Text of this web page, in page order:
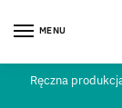
MENU
Ręczna